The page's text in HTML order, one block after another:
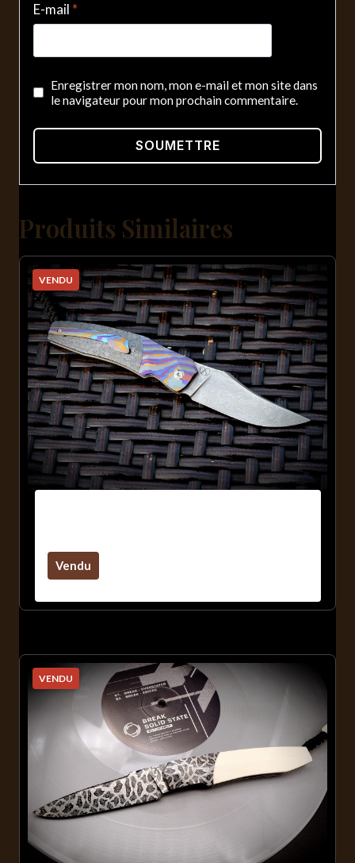
E-mail *
Enregistrer mon nom, mon e-mail et mon site dans
le navigateur pour mon prochain commentaire.
Produits Similaires
VENDU
Vendu
VENDU